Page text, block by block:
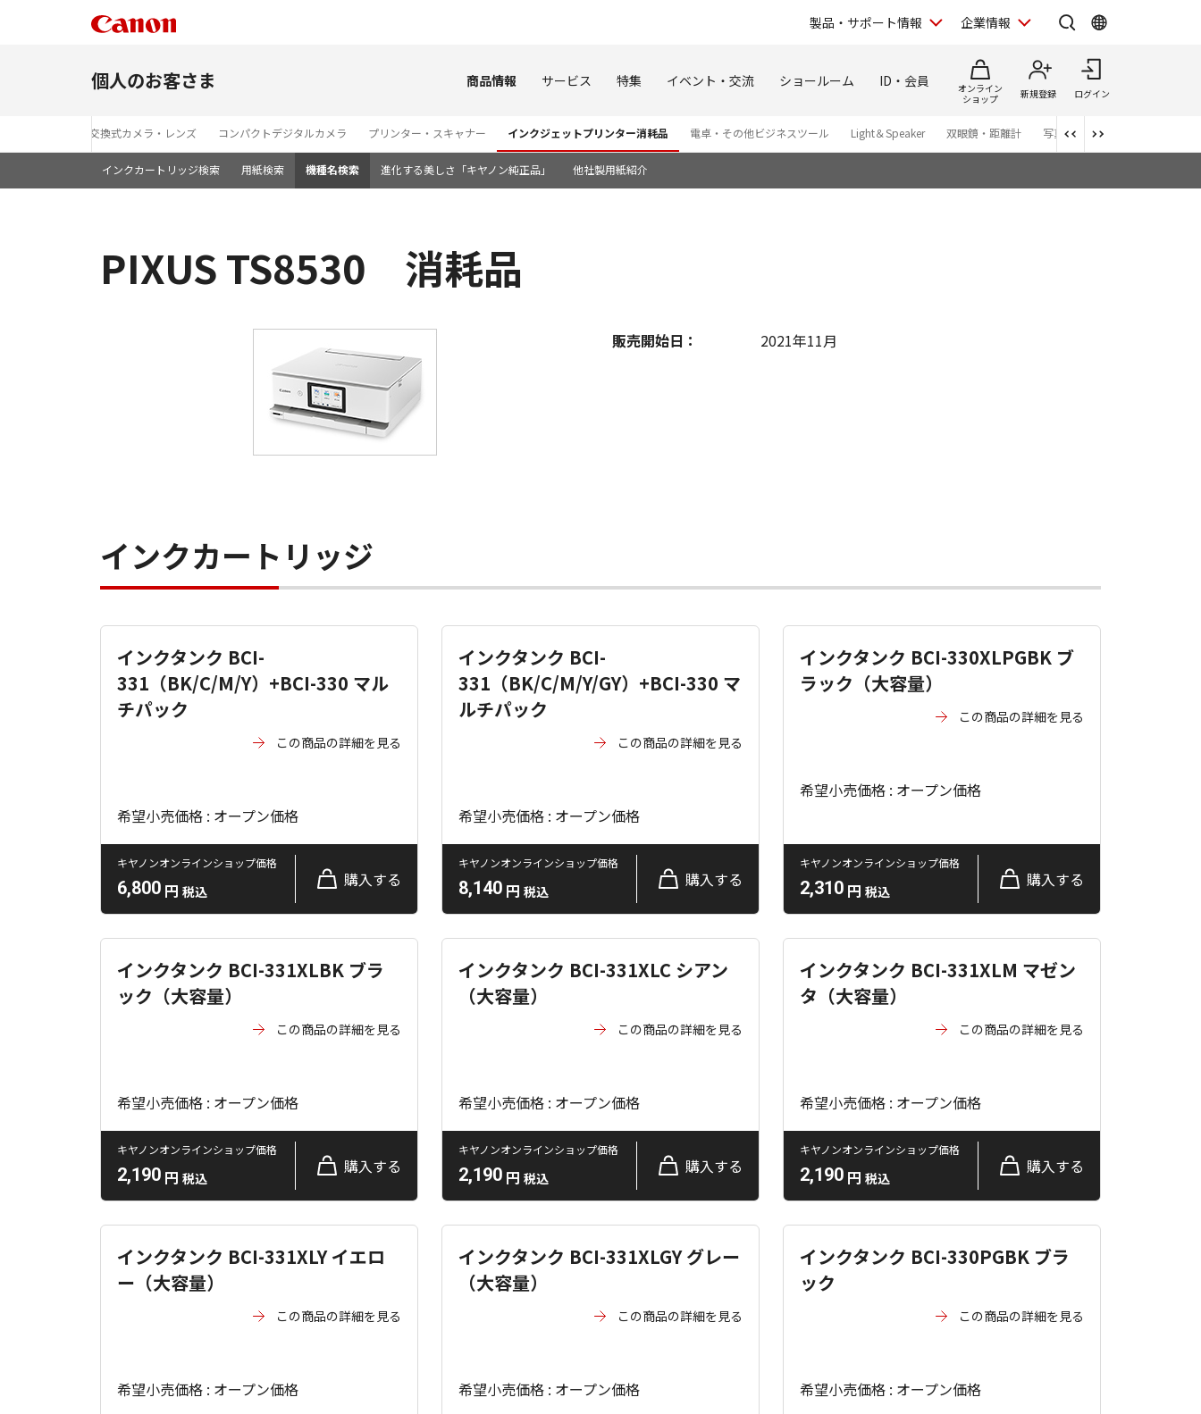
製品・サポート情報 企業情報
個人のお客さま 商品情報 サービス 特集 イベント・交流 ショールーム ID・会員
オンライン
ショップ
新規登録 ログイン
レンズ交換式カメラ・レンズ コンパクトデジタルカメラ プリンター・スキャナー インクジェットプリンター消耗品 電卓・その他ビジネスツール Light＆Speaker 双眼鏡・距離計 写真集 アプリ・ソフトウエ
インクカートリッジ検索 用紙検索 機種名検索 進化する美しさ「キヤノン純正品」 他社製用紙紹介
PIXUS TS8530 消耗品
販売開始日： 2021年11月
インクカートリッジ
インクタンク BCI-
331（BK/C/M/Y）+BCI-330 マル
チパック
この商品の詳細を見る
希望小売価格 : オープン価格
キヤノンオンラインショップ価格
6,800 円 税込
購入する
インクタンク BCI-
331（BK/C/M/Y/GY）+BCI-330 マ
ルチパック
この商品の詳細を見る
希望小売価格 : オープン価格
キヤノンオンラインショップ価格
8,140 円 税込
購入する
インクタンク BCI-330XLPGBK ブ
ラック（大容量）
この商品の詳細を見る
希望小売価格 : オープン価格
キヤノンオンラインショップ価格
2,310 円 税込
購入する
インクタンク BCI-331XLBK ブラ
ック（大容量）
この商品の詳細を見る
希望小売価格 : オープン価格
キヤノンオンラインショップ価格
2,190 円 税込
購入する
インクタンク BCI-331XLC シアン
（大容量）
この商品の詳細を見る
希望小売価格 : オープン価格
キヤノンオンラインショップ価格
2,190 円 税込
購入する
インクタンク BCI-331XLM マゼン
タ（大容量）
この商品の詳細を見る
希望小売価格 : オープン価格
キヤノンオンラインショップ価格
2,190 円 税込
購入する
インクタンク BCI-331XLY イエロ
ー（大容量）
この商品の詳細を見る
希望小売価格 : オープン価格
インクタンク BCI-331XLGY グレー
（大容量）
この商品の詳細を見る
希望小売価格 : オープン価格
インクタンク BCI-330PGBK ブラ
ック
この商品の詳細を見る
希望小売価格 : オープン価格